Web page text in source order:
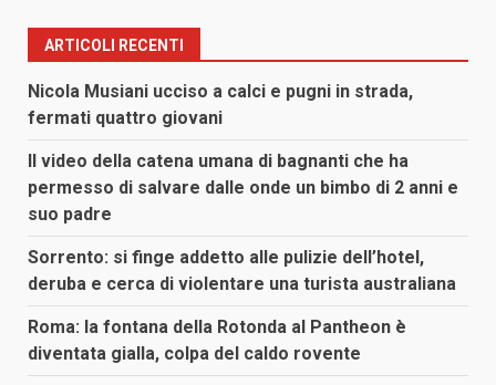
ARTICOLI RECENTI
Nicola Musiani ucciso a calci e pugni in strada,
fermati quattro giovani
Il video della catena umana di bagnanti che ha
permesso di salvare dalle onde un bimbo di 2 anni e
suo padre
Sorrento: si finge addetto alle pulizie dell’hotel,
deruba e cerca di violentare una turista australiana
Roma: la fontana della Rotonda al Pantheon è
diventata gialla, colpa del caldo rovente